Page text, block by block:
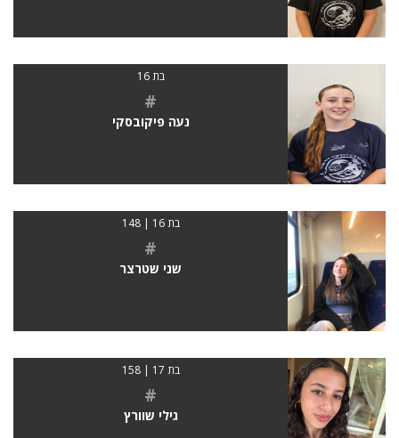
בת 16
#
נעה פיקובסקי
בת 16 | 148
#
שני שטרצר
בת 17 | 158
#
גילי שוורץ